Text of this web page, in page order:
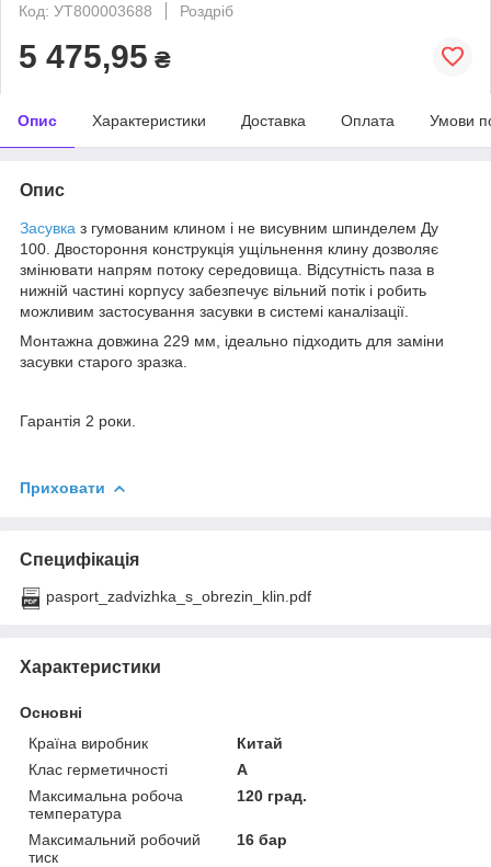
Код: УТ800003688
Роздріб
5 475,95 ₴
Опис Характеристики Доставка Оплата Умови
Опис
Засувка з гумованим клином і не висувним шпинделем Ду
100. Двостороння конструкція ущільнення клину дозволяє
змінювати напрям потоку середовища. Відсутність паза в
нижній частині корпусу забезпечує вільний потік і робить
можливим застосування засувки в системі каналізації.
Монтажна довжина 229 мм, ідеально підходить для заміни
засувки старого зразка.
Гарантія 2 роки.
Приховати
Специфікація
pasport_zadvizhka_s_obrezin_klin.pdf
Характеристики
Основні
Країна виробник
Китай
Клас герметичності
А
Максимальна робоча
температура
120 град.
Максимальний робочий
тиск
16 бар